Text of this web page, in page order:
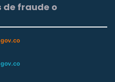
de fraude o